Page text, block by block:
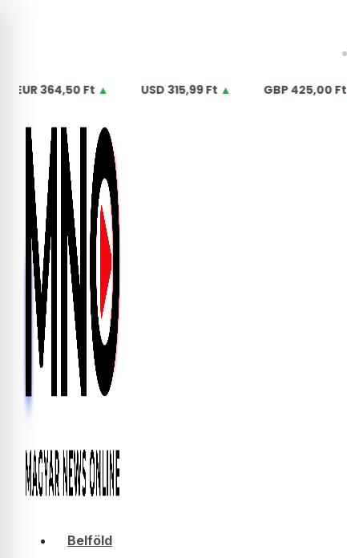
364,50 Ft▲ USD315,99 Ft▲ GBP425,00 Ft▲
Belföld